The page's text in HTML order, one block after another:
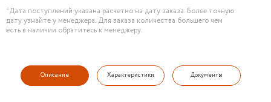
*Дата поступлений указана расчетно на дату заказа. Более точную
дату узнайте у менеджера. Для заказа количества большего чем
есть в наличии обратитесь к менеджеру.
Описание Характеристики Документы